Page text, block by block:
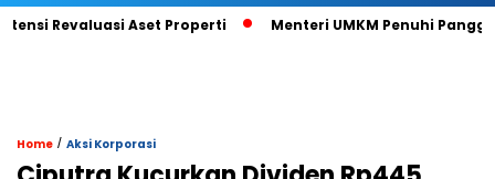
Revaluasi Aset Properti Menteri UMKM Penuhi
Home / Aksi Korporasi